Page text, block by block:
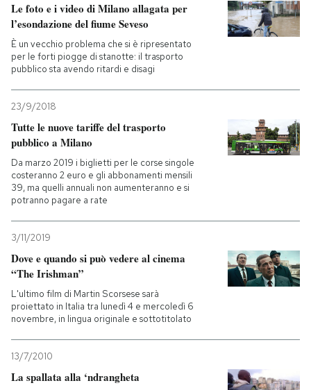
Le foto e i video di Milano allagata per
l’esondazione del fiume Seveso
È un vecchio problema che si è ripresentato
per le forti piogge di stanotte: il trasporto
pubblico sta avendo ritardi e disagi
23/9/2018
Tutte le nuove tariffe del trasporto
pubblico a Milano
Da marzo 2019 i biglietti per le corse singole
costeranno 2 euro e gli abbonamenti mensili
39, ma quelli annuali non aumenteranno e si
potranno pagare a rate
3/11/2019
Dove e quando si può vedere al cinema
“The Irishman”
L'ultimo film di Martin Scorsese sarà
proiettato in Italia tra lunedì 4 e mercoledì 6
novembre, in lingua originale e sottotitolato
13/7/2010
La spallata alla ‘ndrangheta